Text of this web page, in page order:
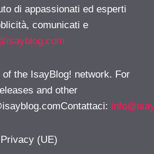
di appassionati ed esperti
comunicati e
the IsayBlog! network. For
and other
:
(UE)